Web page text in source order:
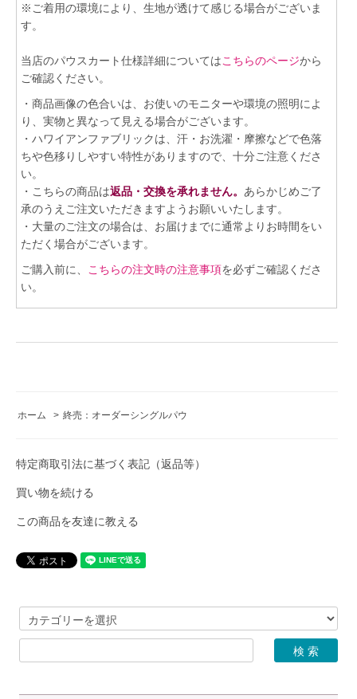
※ご着用の環境により、生地が透けて感じる場合がございま
す。
当店のパウスカート仕様詳細についてはこちらのページから
ご確認ください。
・商品画像の色合いは、お使いのモニターや環境の照明によ
り、実物と異なって見える場合がございます。
・ハワイアンファブリックは、汗・お洗濯・摩擦などで色落
ちや色移りしやすい特性がありますので、十分ご注意くださ
い。
・こちらの商品は返品・交換を承れません。 あらかじめご了
承のうえご注文いただきますようお願いいたします。
・大量のご注文の場合は、お届けまでに通常よりお時間をい
ただく場合がございます。
ご購入前に、
こちらの注文時の注意事項を必ずご確認くださ
い。
ホーム > 終売：オーダーシングルパウ
特定商取引法に基づく表記（返品等）
買い物を続ける
この商品を友達に教える